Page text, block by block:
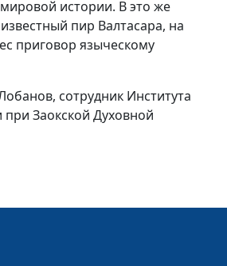
перевода Библии при
Заокской Духовной
Академии
сотрудник Института
перевода Библии при
богословия
истории. В это же
пир Валтасара, на
приговор языческому
сотрудник Института
Заокской Духовной